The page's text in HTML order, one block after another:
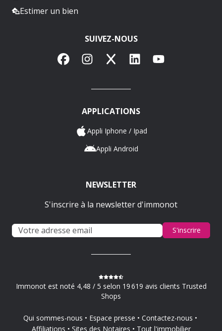
Estimer un bien
SUIVEZ-NOUS
FacebookInstagram
X LinkedInYouTube
APPLICATIONS
Appli Iphone / Ipad
Appli Android
NEWSLETTER
S'inscrire à la newsletter d'immonot
S'inscrire
Immonot est noté 4,48 / 5 selon 19 619 avis clients Trusted
Shops
Qui sommes-nous Espace presse
Contactez-nous
Affiliations
Sites des Notaires Tout l'immobilier